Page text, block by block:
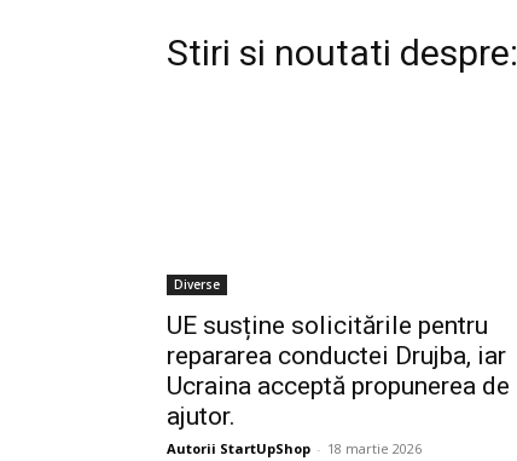
Stiri si noutati despre:
Diverse
UE susține solicitările pentru
repararea conductei Drujba, iar
Ucraina acceptă propunerea de
ajutor.
Autorii StartUpShop - 18 martie 2026